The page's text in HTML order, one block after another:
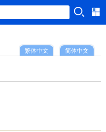
简体中文
繁体中文